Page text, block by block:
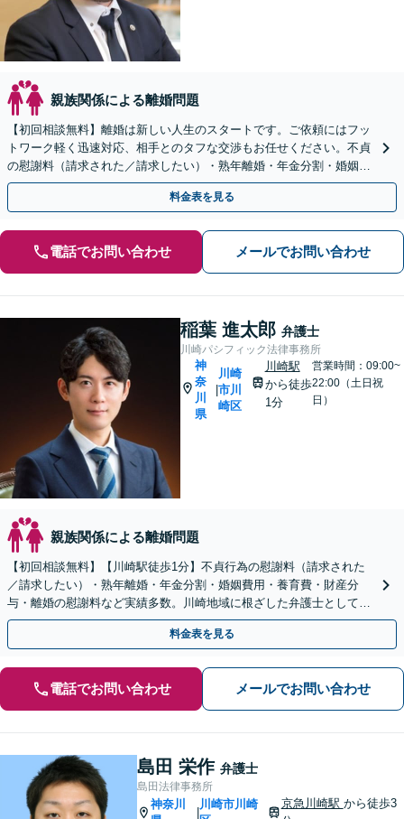
親族関係による離婚問題
【初回相談無料】離婚は新しい人生のスタートです。ご依頼にはフッ
トワーク軽く迅速対応、相手とのタフな交渉もお任せください。不貞
の慰謝料（請求された／請求したい）・熟年離婚・年金分割・婚姻費
用・養育費・財産分与など実績多数。【川崎駅徒歩1分】
料金表を見る
電話でお問い合わせ メールでお問い合わせ
稲葉 進太郎 弁護士
川崎パシフィック法律事務所
神
奈
川
県
|
川崎
市川
崎区
川崎駅
から徒歩
1分
営業時間：09:00~
22:00（土日祝
日）
親族関係による離婚問題
【初回相談無料】【川崎駅徒歩1分】不貞行為の慰謝料（請求された
／請求したい）・熟年離婚・年金分割・婚姻費用・養育費・財産分
与・離婚の慰謝料など実績多数。川崎地域に根ざした弁護士として、
あなたの人生の再スタートを全力で後押しします。
料金表を見る
電話でお問い合わせ メールでお問い合わせ
島田 栄作 弁護士
島田法律事務所
神奈川
川崎市川崎
京急川崎駅 から徒歩3